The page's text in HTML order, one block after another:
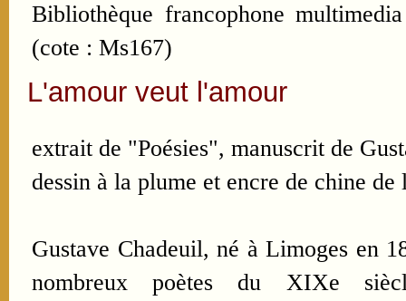
Bibliothèque francophone
(cote : Ms167)
L'amour veut l'amour
extrait de "Poésies", manuscrit de
dessin à la plume et encre de chine de
Gustave Chadeuil, né à Limoges en
nombreux poètes du XIXe